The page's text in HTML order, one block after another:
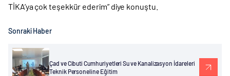
TİKA’ya çok teşekkür ederim” diye konuştu.
Sonraki Haber
Çad ve Cibuti Cumhuriyetleri Su ve Kanalizasyon İdareleri
Teknik Personeline Eğitim